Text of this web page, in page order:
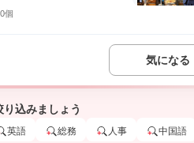
個
気になる
込みましょう
英語 総務 人事 中国語